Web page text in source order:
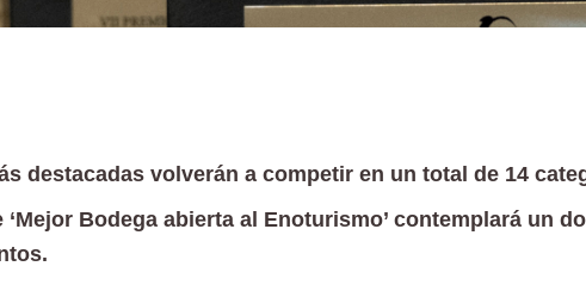
destacadas volverán a competir en un total de 14
Bodega abierta al Enoturismo’ contemplará un